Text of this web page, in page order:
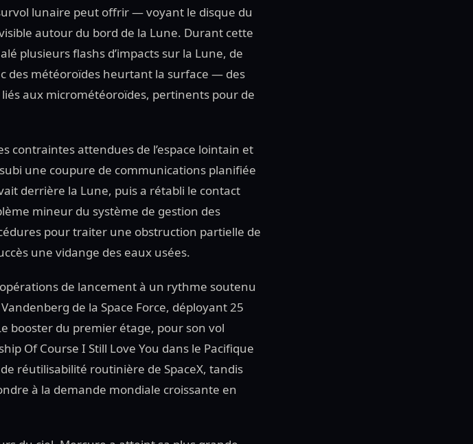
lunaire peut offrir — voyant le disque du
autour du bord de la Lune. Durant cette
plusieurs flashs d’impacts sur la Lune, de
des météoroïdes heurtant la surface — des
aux micrométéoroïdes, pertinents pour de
contraintes attendues de l’espace lointain et
une coupure de communications planifiée
derrière la Lune, puis a rétabli le contact
mineur du système de gestion des
pour traiter une obstruction partielle de
une vidange des eaux usées.
de lancement à un rythme soutenu
de la Space Force, déployant 25
booster du premier étage, pour son vol
Of Course I Still Love You dans le Pacifique
réutilisabilité routinière de SpaceX, tandis
à la demande mondiale croissante en